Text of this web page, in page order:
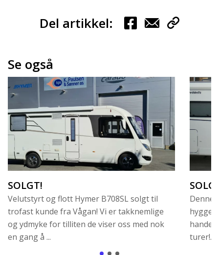
Del artikkel:
Se også
SOLGT!
Velutstyrt og flott Hymer B708SL solgt til
trofast kunde fra Vågan! Vi er takknemlige
og ydmyke for tilliten de viser oss med nok
en gang å ...
Denne
turer!...